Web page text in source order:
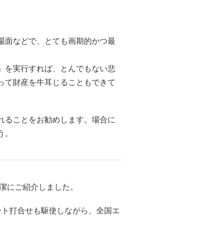
面などで、とても画期的かつ最
を実行すれば、とんでもない悲
財産を牛耳じることもできて
ることをお勧めします。場合に
にご紹介しました。
打合せも駆使しながら、全国エ